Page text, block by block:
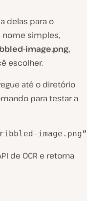
delas para o
nome simples,
image.png,
escolher.
até o diretório
para testar a
de OCR e retorna